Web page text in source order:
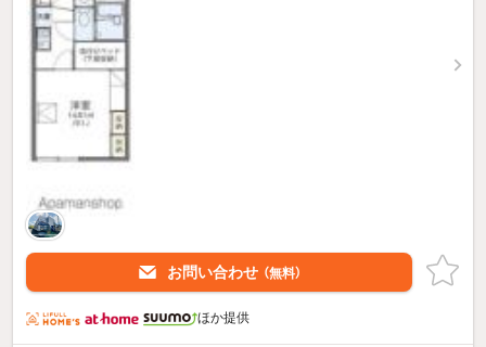
お問い合わせ （無料）
ほか提供